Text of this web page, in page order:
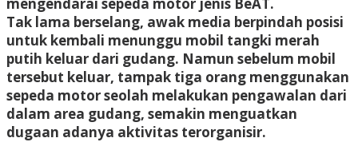
Tak lama berselang, awak media berpindah posisi
untuk kembali menunggu mobil tangki merah
putih keluar dari gudang. Namun sebelum mobil
tersebut keluar, tampak tiga orang menggunakan
sepeda motor seolah melakukan pengawalan dari
dalam area gudang, semakin menguatkan
dugaan adanya aktivitas terorganisir.